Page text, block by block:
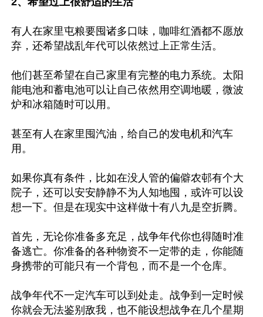
有人在家里屯粮要囤诸多口味，咖啡红酒都不愿放
弃，还希望战乱年代可以依然过上正常生活。
他们甚至希望在自己家里有完整的电力系统。太阳
能电池和蓄电池可以让自己依然用空调地暖，微波
炉和冰箱随时可以用。
甚至有人在家里囤汽油，给自己的发电机和汽车
用。
如果你真有条件，比如在没人管的偏僻农邨有个大
院子，还可以安安静静不为人知地囤，或许可以设
想一下。但是在现实中这样做十有八九是空折腾。
首先，无论你准备多充足，战争年代你也得随时准
备逃亡。你准备的各种物资不一定带的走，你能随
身携带的可能只有一个背包，而不是一个仓库。
战争年代不一定汽车可以到处走。战争到一定时候
你就会无法鉴别敌我，也不能设想战争在几个星期